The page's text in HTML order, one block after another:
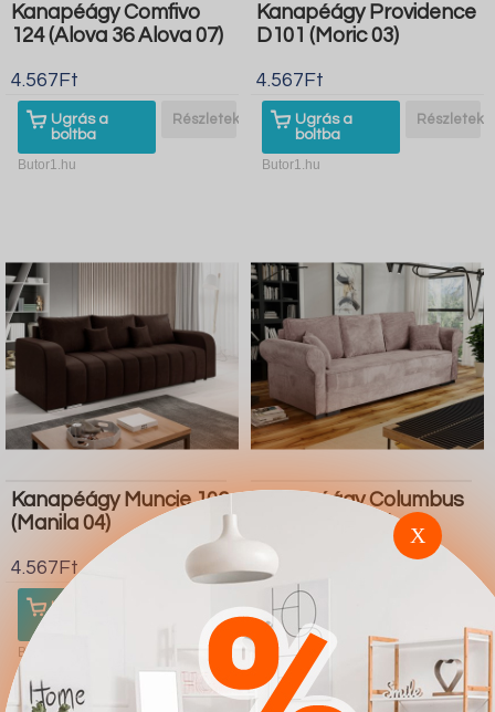
Kanapéágy Comfivo
124 (Alova 36 Alova 07)
4.567Ft
Ugrás a
boltba
Részletek
Butor1.hu
Kanapéágy Providence
D101 (Moric 03)
4.567Ft
Ugrás a
boltba
Részletek
Butor1.hu
Kanapéágy Muncie 106
(Manila 04)
4.567Ft
Ugrás a
Részletek
Butor1.hu
Kanapéágy Columbus
4.567Ft
Ugrás a
boltba
Butor1.hu
X